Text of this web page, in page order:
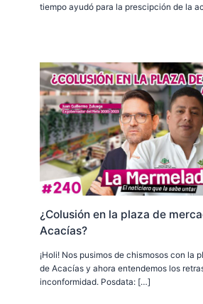
tiempo ayudó para la prescipción de la
¿Colusión en la plaza de
Acacías?
¡Holi! Nos pusimos de chismosos con la
de Acacías y ahora entendemos los
inconformidad. Posdata: […]